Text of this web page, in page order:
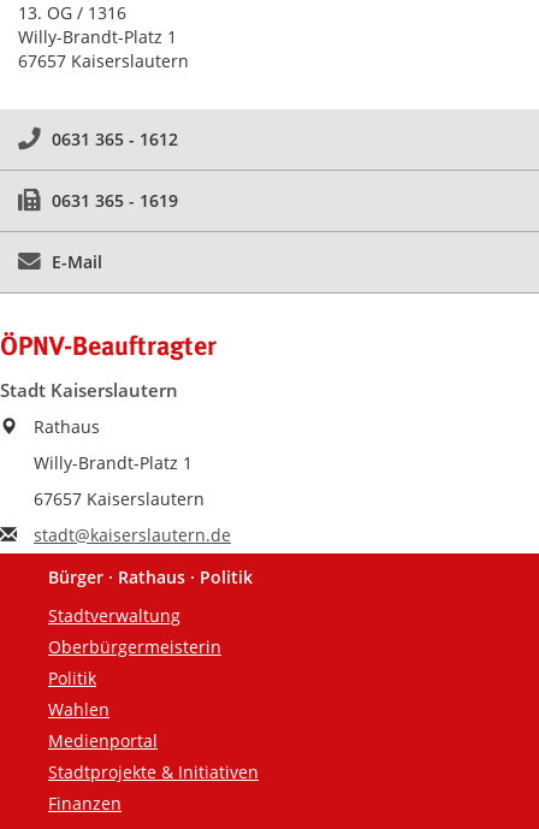
13. OG / 1316
Willy-Brandt-Platz 1
67657 Kaiserslautern
0631 365 - 1612
0631 365 - 1619
E-Mail
ÖPNV-Beauftragter
Stadt Kaiserslautern
Rathaus
Willy-Brandt-Platz 1
67657 Kaiserslautern
stadt@kaiserslautern.de
Fußzeile
Bürger · Rathaus · Politik
Stadtverwaltung
Oberbürgermeisterin
Politik
Wahlen
Medienportal
Stadtprojekte & Initiativen
Finanzen